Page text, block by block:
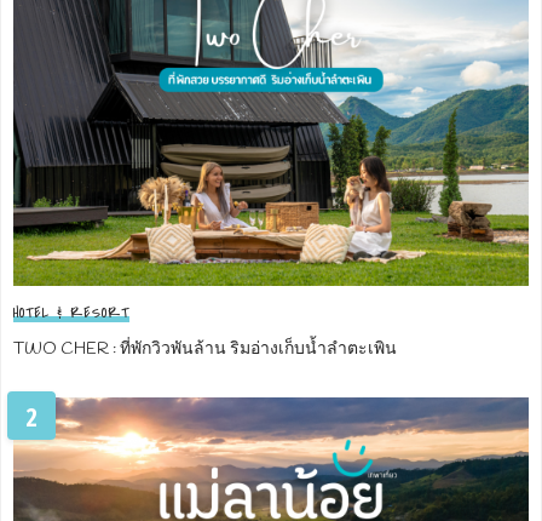
HOTEL & RESORT
TWO CHER : ที่พักวิวพันล้าน ริมอ่างเก็บน้ำลำตะเพิน
2